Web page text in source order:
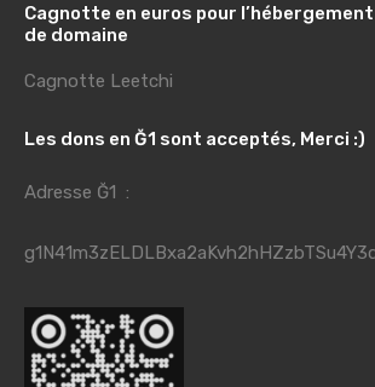
Cagnotte en euros pour
de domaine
Cagnotte Leetchi
Les dons en Ğ1 sont acceptés, Merci :)
Adresse Ğ1 :